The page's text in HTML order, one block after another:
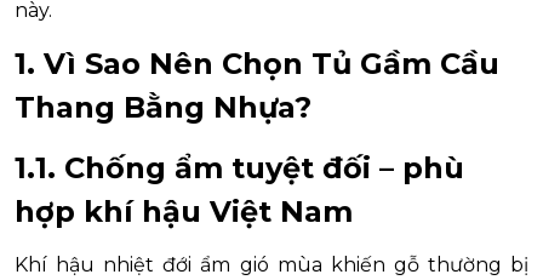
này.
1. Vì Sao Nên Chọn Tủ Gầm Cầu
Thang Bằng Nhựa?
1.1. Chống ẩm tuyệt đối – phù
hợp khí hậu Việt Nam
Khí hậu nhiệt đới ẩm gió mùa khiến gỗ thường bị